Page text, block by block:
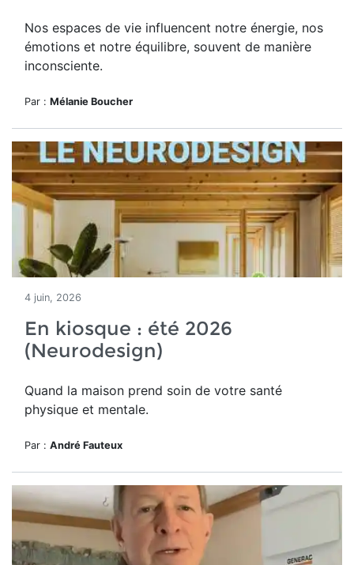
Nos espaces de vie influencent notre énergie, nos
émotions et notre équilibre, souvent de manière
inconsciente.
Par : Mélanie Boucher
4 juin, 2026
En kiosque : été 2026
(Neurodesign)
Quand la maison prend soin de votre santé
physique et mentale.
Par : André Fauteux